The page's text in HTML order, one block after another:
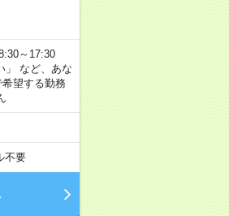
～17:30
など、あな
望する勤務
不要